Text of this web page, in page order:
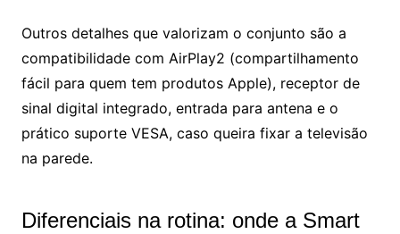
Outros detalhes que valorizam o conjunto são a
compatibilidade com AirPlay2 (compartilhamento
fácil para quem tem produtos Apple), receptor de
sinal digital integrado, entrada para antena e o
prático suporte VESA, caso queira fixar a televisão
na parede.
Diferenciais na rotina: onde a Smart